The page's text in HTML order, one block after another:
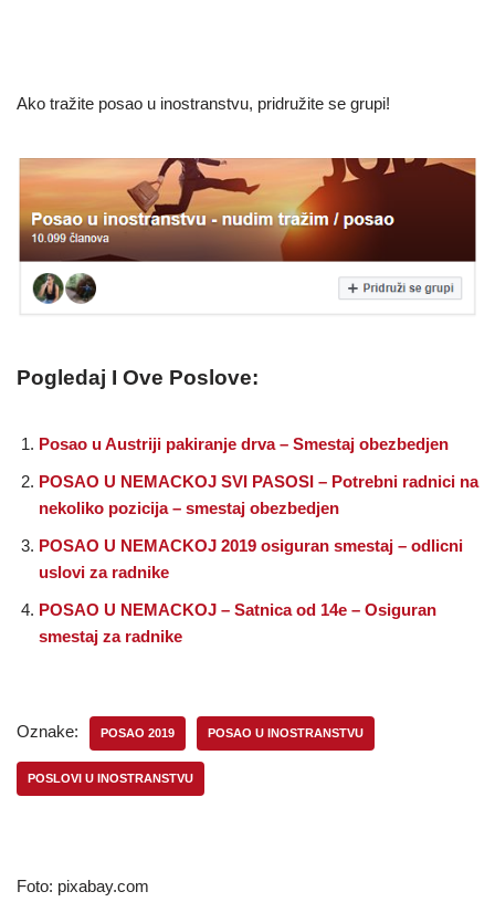
Ako tražite posao u inostranstvu, pridružite se grupi!
Pogledaj I Ove Poslove:
Posao u Austriji pakiranje drva – Smestaj obezbedjen
POSAO U NEMACKOJ SVI PASOSI – Potrebni radnici na
nekoliko pozicija – smestaj obezbedjen
POSAO U NEMACKOJ 2019 osiguran smestaj – odlicni
uslovi za radnike
POSAO U NEMACKOJ – Satnica od 14e – Osiguran
smestaj za radnike
Oznake: POSAO 2019 POSAO U INOSTRANSTVU
POSLOVI U INOSTRANSTVU
Foto: pixabay.com